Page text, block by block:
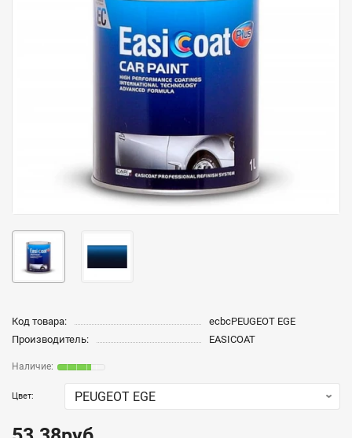
Код товара:
ecbcPEUGEOT EGE
Производитель:
EASICOAT
Цвет: